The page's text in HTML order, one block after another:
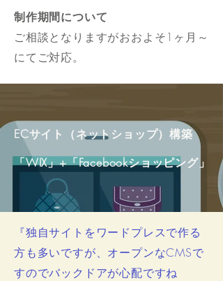
制作期間について
ご相談となりますがおおよそ1ヶ月～
にてご対応。
ECサイト（ネットショップ）構築
「WIX」+「Facebookショッピング」
『独自サイトをワードプレスで作る
方も多いですが、オープンなCMSで
すのでバックドアが心配ですね